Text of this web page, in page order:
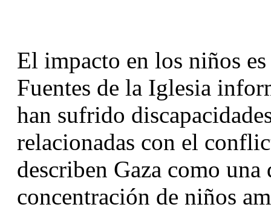
El impacto en los niños
Fuentes de la Iglesia
han sufrido
relacionadas con el
describen Gaza como
concentración de niños